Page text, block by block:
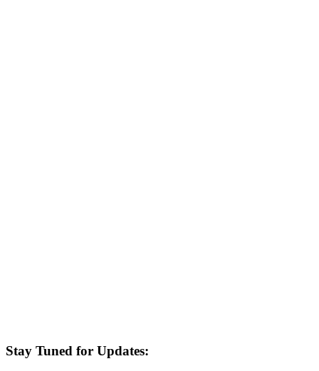
Stay Tuned for Updates: